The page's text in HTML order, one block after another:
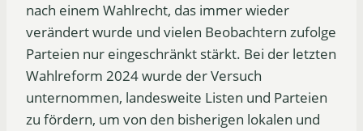
nach einem Wahlrecht, das immer wieder
verändert wurde und vielen Beobachtern zufolge
Parteien nur eingeschränkt stärkt. Bei der letzten
Wahlreform 2024 wurde der Versuch
unternommen, landesweite Listen und Parteien
zu fördern, um von den bisherigen lokalen und